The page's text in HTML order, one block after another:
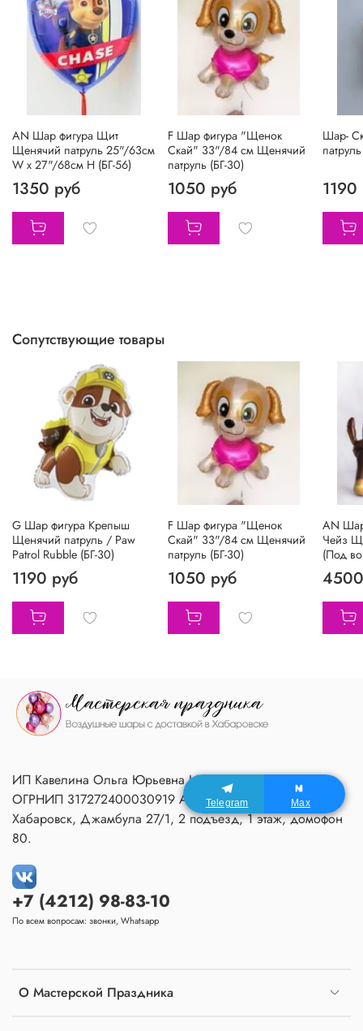
AN Шар фигура Щит
Щенячий патруль 25"/63см
W х 27"/68см H (БГ-56)
1350 руб
F Шар фигура "Щенок
Скай" 33"/84 см Щенячий
патруль (БГ-30)
1050 руб
Шар-
1190
Сопутствующие товары
G Шар фигура Крепыш
Щенячий патруль / Paw
Patrol Rubble (БГ-30)
1190 руб
F Шар фигура "Щенок
Скай" 33"/84 см Щенячий
патруль (БГ-30)
1050 руб
АN Шар
Чейз
(Под
О Мастерской Праздника
+7 (4212) 98-83-10
По всем вопросам: звонки, Whatsapp
ИП Кавелина Ольга Юрьевна ИНН 270604366791
ОГРНИП 317272400030919 Адрес Мастерской:
Хабаровск, Джамбула 27/1, 2 подъезд, 1 этаж, домофон
80.
Telegram Max